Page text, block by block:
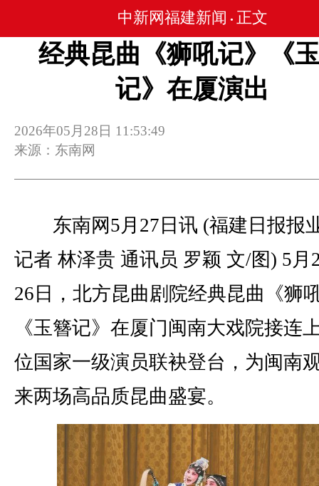
中新网福建新闻 • 正文
经典昆曲《狮吼记》《
记》在厦演出
2026年05月28日 11:53:49
来源：东南网
东南网5月27日讯 (福建日报报
记者 林泽贵 通讯员 罗颖 文/图) 5月
26日，北方昆曲剧院经典昆曲《狮
《玉簪记》在厦门闽南大戏院接连
位国家一级演员联袂登台，为闽南
来两场高品质昆曲盛宴。